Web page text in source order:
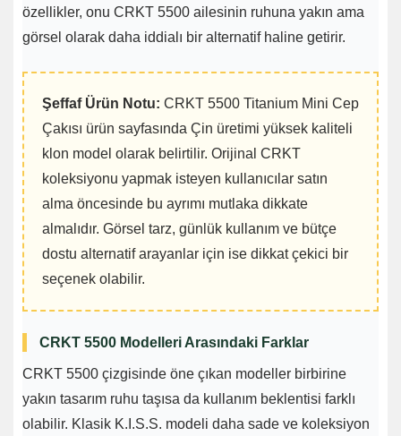
özellikler, onu CRKT 5500 ailesinin ruhuna yakın ama
görsel olarak daha iddialı bir alternatif haline getirir.
Şeffaf Ürün Notu: CRKT 5500 Titanium Mini Cep
Çakısı ürün sayfasında Çin üretimi yüksek kaliteli
klon model olarak belirtilir. Orijinal CRKT
koleksiyonu yapmak isteyen kullanıcılar satın
alma öncesinde bu ayrımı mutlaka dikkate
almalıdır. Görsel tarz, günlük kullanım ve bütçe
dostu alternatif arayanlar için ise dikkat çekici bir
seçenek olabilir.
CRKT 5500 Modelleri Arasındaki Farklar
CRKT 5500 çizgisinde öne çıkan modeller birbirine
yakın tasarım ruhu taşısa da kullanım beklentisi farklı
olabilir. Klasik K.I.S.S. modeli daha sade ve koleksiyon